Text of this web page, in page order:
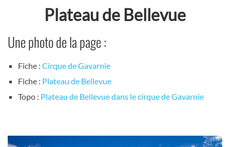
Plateau de Bellevue
Une photo de la page :
Fiche : Cirque de Gavarnie
Fiche : Plateau de Bellevue
Topo : Plateau de Bellevue dans le cirque de Gavarnie